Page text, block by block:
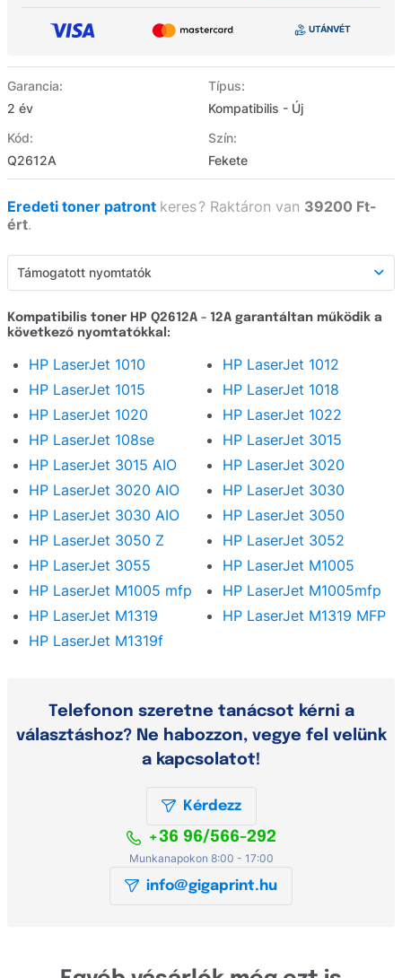
Garancia:
2 év
Típus:
Kompatibilis - Új
Kód:
Q2612A
Szín:
Fekete
Eredeti toner patront keres? Raktáron van 39200 Ft-
ért.
Támogatott nyomtatók
Részletes leírás
Webáruház értékelés
Kérdezzen
Kompatibilis toner HP Q2612A - 12A garantáltan működik a
következő nyomtatókkal:
HP LaserJet 1010
HP LaserJet 1012
HP LaserJet 1015
HP LaserJet 1018
HP LaserJet 1020
HP LaserJet 1022
HP LaserJet 108se
HP LaserJet 3015
HP LaserJet 3015 AIO
HP LaserJet 3020
HP LaserJet 3020 AIO
HP LaserJet 3030
HP LaserJet 3030 AIO
HP LaserJet 3050
HP LaserJet 3050 Z
HP LaserJet 3052
HP LaserJet 3055
HP LaserJet M1005
HP LaserJet M1005 mfp
HP LaserJet M1005mfp
HP LaserJet M1319
HP LaserJet M1319 MFP
HP LaserJet M1319f
Telefonon szeretne tanácsot kérni a
választáshoz? Ne habozzon, vegye fel velünk
a kapcsolatot!
Kérdezz
+36 96/566-292
Munkanapokon 8:00 - 17:00
info@gigaprint.hu